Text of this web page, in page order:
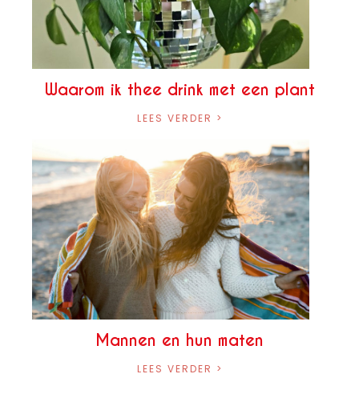
Waarom ik thee drink met een plant
LEES VERDER >
Mannen en hun maten
LEES VERDER >